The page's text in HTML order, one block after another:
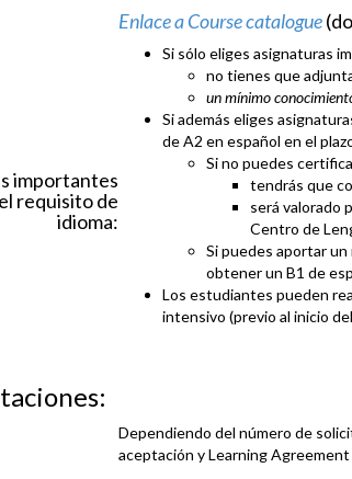
Enlace a Course catalogue
importantes
requisito de
idioma:
Si sólo eliges asignaturas
no tienes que
un mínimo
Si además eliges
de A2 en español en el
Si no puedes
tendrás que
será valorado
Centro de
Si puedes aportar
obtener un B1 de
Los estudiantes pueden
intensivo (previo al inicio
Dependiendo del número de
aceptación y Learning